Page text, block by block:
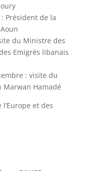
Président de la
du Ministre des
Emigrés libanais
: visite du
Marwan Hamadé
et des